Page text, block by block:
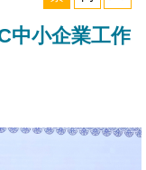
中小企業工作